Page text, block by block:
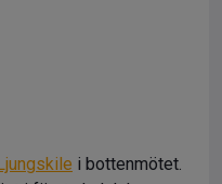
i bottenmötet.